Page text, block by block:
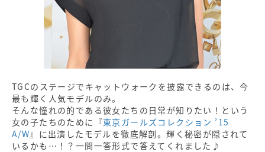
TGCのステージでキャットウォークを披露できるのは、今
最も輝く人気モデルのみ。
そんな憧れの的である彼女たちの日常が知りたい！という
女の子たちのために『東京ガールズコレクション ’15
A/W』に出演したモデルを徹底解剖。輝く秘密が隠されて
いるかも…！？一問一答形式で答えてくれました♪